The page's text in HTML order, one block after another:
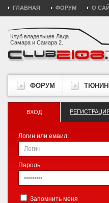
ГЛАВНАЯ ФОРУМ О
Клуб владельцев Лада
Самара и Самара 2.
ФОРУМ
ВХОД
Логин или емаил:
Пароль:
Запомнить меня